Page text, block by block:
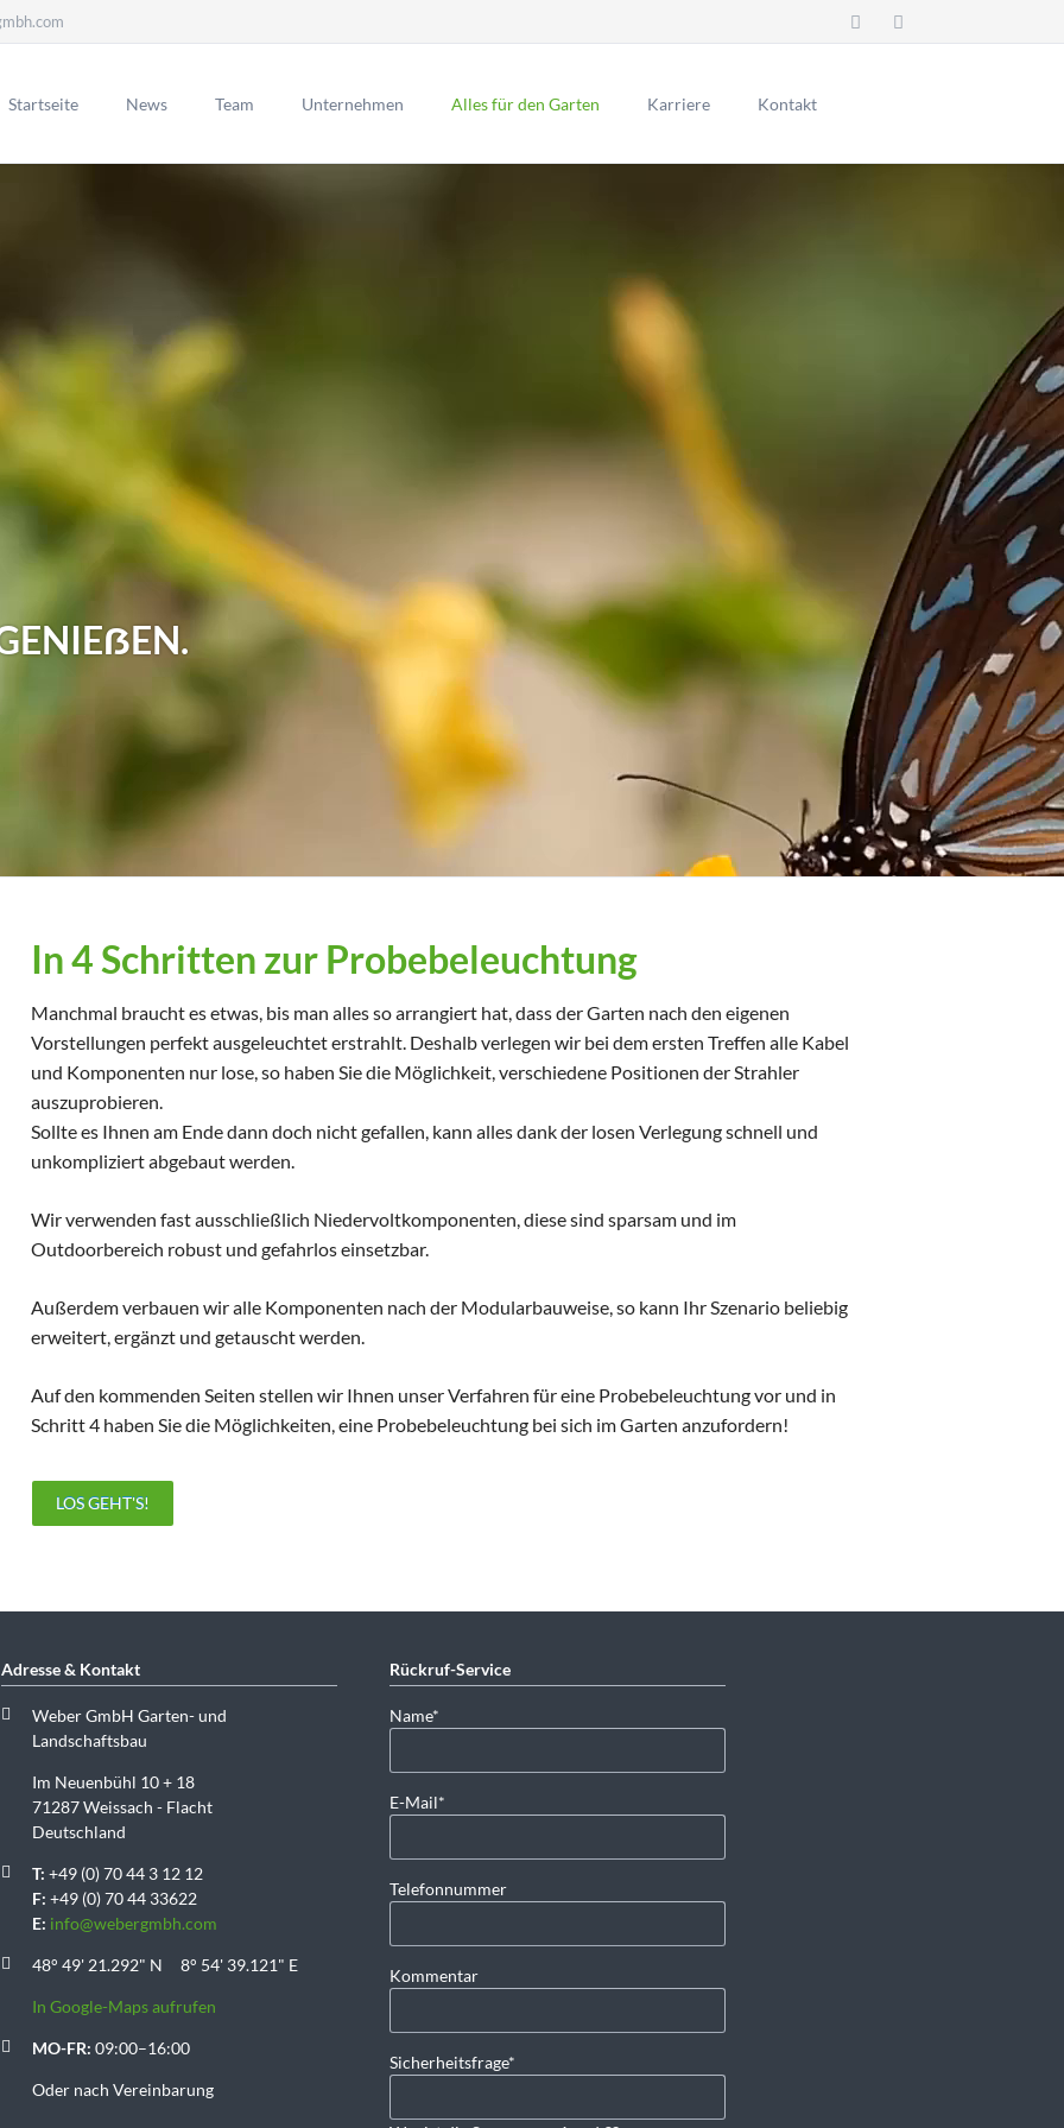
Startseite News Team Unternehmen Alles für den Garten Karriere Kontakt
In 4 Schritten zur Probebeleuchtung
Manchmal braucht es etwas, bis man alles so arrangiert hat, dass der Garten nach den eigenen
Vorstellungen perfekt ausgeleuchtet erstrahlt. Deshalb verlegen wir bei dem ersten Treffen alle Kabel
und Komponenten nur lose, so haben Sie die Möglichkeit, verschiedene Positionen der Strahler
auszuprobieren.
Sollte es Ihnen am Ende dann doch nicht gefallen, kann alles dank der losen Verlegung schnell und
unkompliziert abgebaut werden.
Wir verwenden fast ausschließlich Niedervoltkomponenten, diese sind sparsam und im
Outdoorbereich robust und gefahrlos einsetzbar.
Außerdem verbauen wir alle Komponenten nach der Modularbauweise, so kann Ihr Szenario beliebig
erweitert, ergänzt und getauscht werden.
Auf den kommenden Seiten stellen wir Ihnen unser Verfahren für eine Probebeleuchtung vor und in
Schritt 4 haben Sie die Möglichkeiten, eine Probebeleuchtung bei sich im Garten anzufordern!
LOS GEHT'S!
Adresse & Kontakt
Weber GmbH Garten- und
Landschaftsbau
Im Neuenbühl 10 + 18
71287 Weissach - Flacht
Deutschland
T: +49 (0) 70 44 3 12 12
F: +49 (0) 70 44 33622
E: info@webergmbh.com
48° 49' 21.292" N 8° 54' 39.121" E
In Google-Maps aufrufen
MO-FR: 09:00–16:00
Oder nach Vereinbarung
Rückruf-Service
Pflichtfeld
Name*
Pflichtfeld
E-Mail*
Telefonnummer
Kommentar
Pflichtfeld
Sicherheitsfrage*